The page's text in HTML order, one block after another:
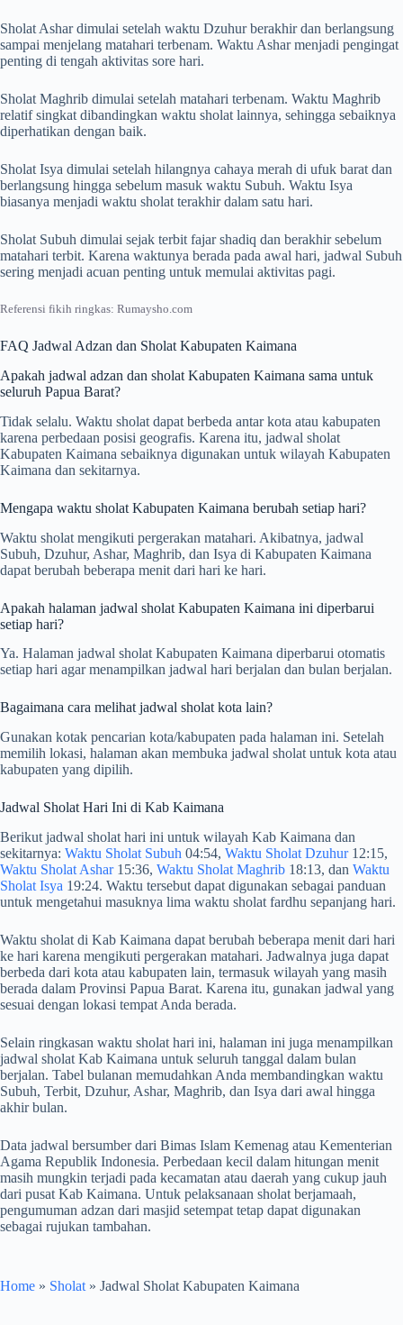
Sholat Ashar dimulai setelah waktu Dzuhur berakhir dan berlangsung
sampai menjelang matahari terbenam. Waktu Ashar menjadi pengingat
penting di tengah aktivitas sore hari.
Sholat Maghrib dimulai setelah matahari terbenam. Waktu Maghrib
relatif singkat dibandingkan waktu sholat lainnya, sehingga sebaiknya
diperhatikan dengan baik.
Sholat Isya dimulai setelah hilangnya cahaya merah di ufuk barat dan
berlangsung hingga sebelum masuk waktu Subuh. Waktu Isya
biasanya menjadi waktu sholat terakhir dalam satu hari.
Sholat Subuh dimulai sejak terbit fajar shadiq dan berakhir sebelum
matahari terbit. Karena waktunya berada pada awal hari, jadwal Subuh
sering menjadi acuan penting untuk memulai aktivitas pagi.
Referensi fikih ringkas: Rumaysho.com
FAQ Jadwal Adzan dan Sholat Kabupaten Kaimana
Apakah jadwal adzan dan sholat Kabupaten Kaimana sama untuk
seluruh Papua Barat?
Tidak selalu. Waktu sholat dapat berbeda antar kota atau kabupaten
karena perbedaan posisi geografis. Karena itu, jadwal sholat
Kabupaten Kaimana sebaiknya digunakan untuk wilayah Kabupaten
Kaimana dan sekitarnya.
Mengapa waktu sholat Kabupaten Kaimana berubah setiap hari?
Waktu sholat mengikuti pergerakan matahari. Akibatnya, jadwal
Subuh, Dzuhur, Ashar, Maghrib, dan Isya di Kabupaten Kaimana
dapat berubah beberapa menit dari hari ke hari.
Apakah halaman jadwal sholat Kabupaten Kaimana ini diperbarui
setiap hari?
Ya. Halaman jadwal sholat Kabupaten Kaimana diperbarui otomatis
setiap hari agar menampilkan jadwal hari berjalan dan bulan berjalan.
Bagaimana cara melihat jadwal sholat kota lain?
Gunakan kotak pencarian kota/kabupaten pada halaman ini. Setelah
memilih lokasi, halaman akan membuka jadwal sholat untuk kota atau
kabupaten yang dipilih.
Jadwal Sholat Hari Ini di Kab Kaimana
Berikut jadwal sholat hari ini untuk wilayah Kab Kaimana dan
sekitarnya: Waktu Sholat Subuh 04:54, Waktu Sholat Dzuhur12:15,
Waktu Sholat Ashar15:36, Waktu Sholat Maghrib 18:13, dan Waktu
Sholat Isya 19:24. Waktu tersebut dapat digunakan sebagai panduan
untuk mengetahui masuknya lima waktu sholat fardhu sepanjang hari.
Waktu sholat di Kab Kaimana dapat berubah beberapa menit dari hari
ke hari karena mengikuti pergerakan matahari. Jadwalnya juga dapat
berbeda dari kota atau kabupaten lain, termasuk wilayah yang masih
berada dalam Provinsi Papua Barat. Karena itu, gunakan jadwal yang
sesuai dengan lokasi tempat Anda berada.
Selain ringkasan waktu sholat hari ini, halaman ini juga menampilkan
jadwal sholat Kab Kaimana untuk seluruh tanggal dalam bulan
berjalan. Tabel bulanan memudahkan Anda membandingkan waktu
Subuh, Terbit, Dzuhur, Ashar, Maghrib, dan Isya dari awal hingga
akhir bulan.
Data jadwal bersumber dari Bimas Islam Kemenag atau Kementerian
Agama Republik Indonesia. Perbedaan kecil dalam hitungan menit
masih mungkin terjadi pada kecamatan atau daerah yang cukup jauh
dari pusat Kab Kaimana. Untuk pelaksanaan sholat berjamaah,
pengumuman adzan dari masjid setempat tetap dapat digunakan
sebagai rujukan tambahan.
Home » Sholat » Jadwal Sholat Kabupaten Kaimana